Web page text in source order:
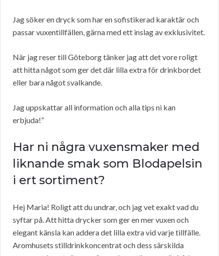
Jag söker en dryck som har en sofistikerad karaktär och
passar vuxentillfällen, gärna med ett inslag av exklusivitet.
När jag reser till Göteborg tänker jag att det vore roligt
att hitta något som ger det där lilla extra för drinkbordet
eller bara något svalkande.
Jag uppskattar all information och alla tips ni kan
erbjuda!”
Har ni några vuxensmaker med
liknande smak som Blodapelsin
i ert sortiment?
Hej Maria! Roligt att du undrar, och jag vet exakt vad du
syftar på. Att hitta drycker som ger en mer vuxen och
elegant känsla kan addera det lilla extra vid varje tillfälle.
Aromhusets stilldrinkkoncentrat och dess särskilda